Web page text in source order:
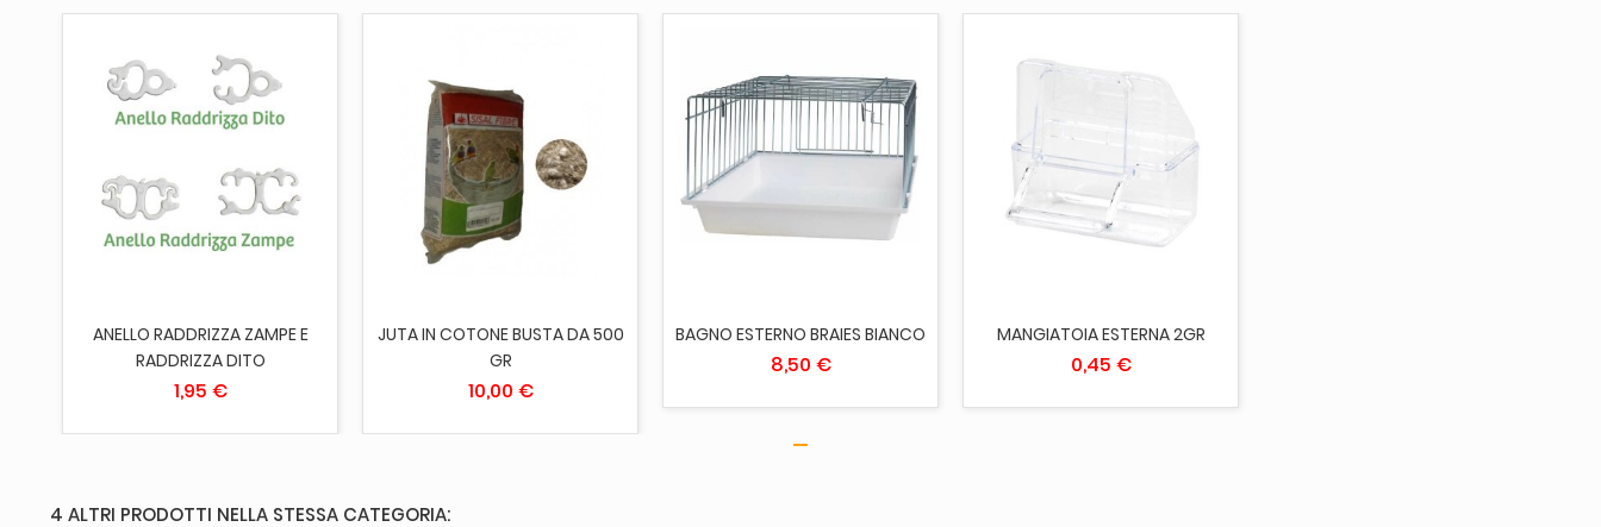
AGGIUNGI AL CARRELLO
ANELLO RADDRIZZA ZAMPE E
RADDRIZZA DITO
1,95 €
ESAURITO
JUTA IN COTONE BUSTA DA 500
GR
10,00 €
ESAURITO
BAGNO ESTERNO BRAIES BIANCO
8,50 €
AGGIUNGI AL CARRELLO
MANGIATOIA ESTERNA 2GR
0,45 €
4 ALTRI PRODOTTI NELLA STESSA CATEGORIA: